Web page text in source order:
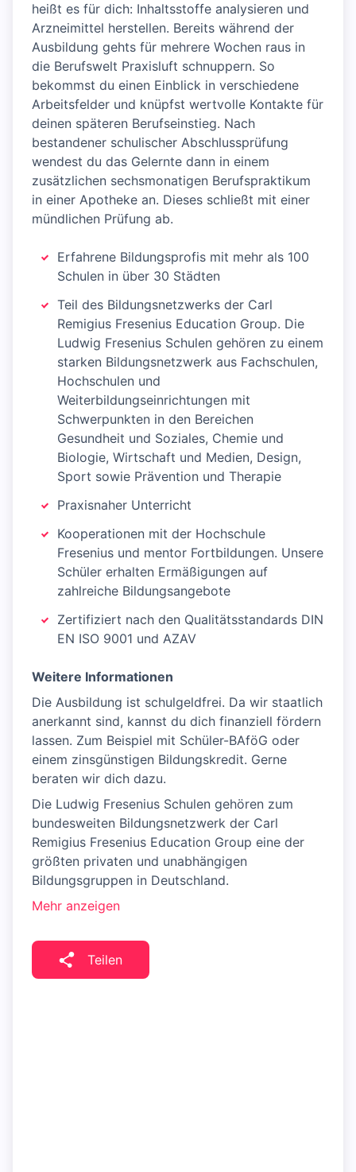
heißt es für dich: Inhaltsstoffe analysieren und
Arzneimittel herstellen. Bereits während der
Ausbildung gehts für mehrere Wochen raus in
die Berufswelt Praxisluft schnuppern. So
bekommst du einen Einblick in verschiedene
Arbeitsfelder und knüpfst wertvolle Kontakte für
deinen späteren Berufseinstieg. Nach
bestandener schulischer Abschlussprüfung
wendest du das Gelernte dann in einem
zusätzlichen sechsmonatigen Berufspraktikum
in einer Apotheke an. Dieses schließt mit einer
mündlichen Prüfung ab.
Erfahrene Bildungsprofis mit mehr als 100
Schulen in über 30 Städten
Teil des Bildungsnetzwerks der Carl
Remigius Fresenius Education Group. Die
Ludwig Fresenius Schulen gehören zu einem
starken Bildungsnetzwerk aus Fachschulen,
Hochschulen und
Weiterbildungseinrichtungen mit
Schwerpunkten in den Bereichen
Gesundheit und Soziales, Chemie und
Biologie, Wirtschaft und Medien, Design,
Sport sowie Prävention und Therapie
Praxisnaher Unterricht
Kooperationen mit der Hochschule
Fresenius und mentor Fortbildungen. Unsere
Schüler erhalten Ermäßigungen auf
zahlreiche Bildungsangebote
Zertifiziert nach den Qualitätsstandards DIN
EN ISO 9001 und AZAV
Weitere Informationen
Die Ausbildung ist schulgeldfrei. Da wir staatlich
anerkannt sind, kannst du dich finanziell fördern
lassen. Zum Beispiel mit Schüler-BAföG oder
einem zinsgünstigen Bildungskredit. Gerne
beraten wir dich dazu.
Die Ludwig Fresenius Schulen gehören zum
bundesweiten Bildungsnetzwerk der Carl
Remigius Fresenius Education Group eine der
größten privaten und unabhängigen
Bildungsgruppen in Deutschland.
Mehr anzeigen
Teilen